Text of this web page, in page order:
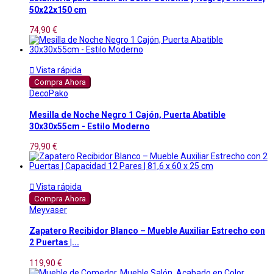
50x22x150 cm
74,90 €
 Vista rápida
Compra Ahora
DecoPako
Mesilla de Noche Negro 1 Cajón, Puerta Abatible
30x30x55cm - Estilo Moderno
79,90 €
 Vista rápida
Compra Ahora
Meyvaser
Zapatero Recibidor Blanco – Mueble Auxiliar Estrecho con
2 Puertas |...
119,90 €